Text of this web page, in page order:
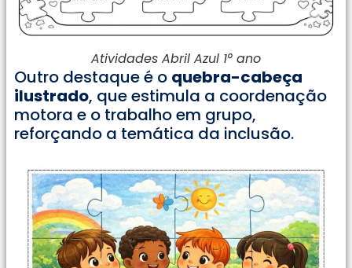
Atividades Abril Azul 1° ano
Outro destaque é o quebra-cabeça
ilustrado, que estimula a coordenação
motora e o trabalho em grupo,
reforçando a temática da inclusão.